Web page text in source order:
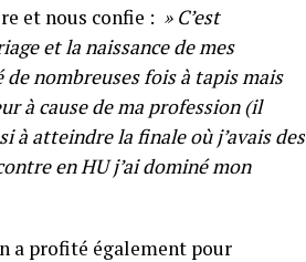
et nous confie : » C’est
et la naissance de mes
nombreuses fois à tapis mais
à cause de ma profession (il
à atteindre la finale où j’avais des
en HU j’ai dominé mon
a profité également pour